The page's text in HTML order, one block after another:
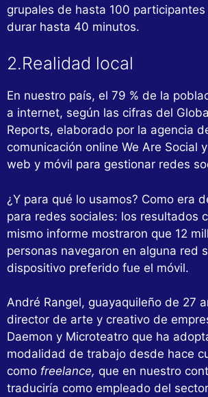
grupales de hasta 100
durar hasta 40 minutos.
2.Realidad local
En nuestro país, el 79 % de la
a internet, según las cifras del
Reports, elaborado por la agencia
comunicación online We Are Social
web y móvil para gestionar redes
¿Y para qué lo usamos? Como era
para redes sociales: los resultados
mismo informe mostraron que 12
personas navegaron en alguna red
dispositivo preferido fue el móvil.
André Rangel, guayaquileño de 27
director de arte y creativo de
Daemon y Microteatro que ha
modalidad de trabajo desde hace
como freelance, que en nuestro
traduciría como empleado del